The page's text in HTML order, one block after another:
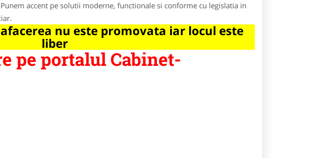
accent pe solutii moderne, functionale si conforme cu legislatia in
nu este promovata iar locul este
liber
pe portalul Cabinet-